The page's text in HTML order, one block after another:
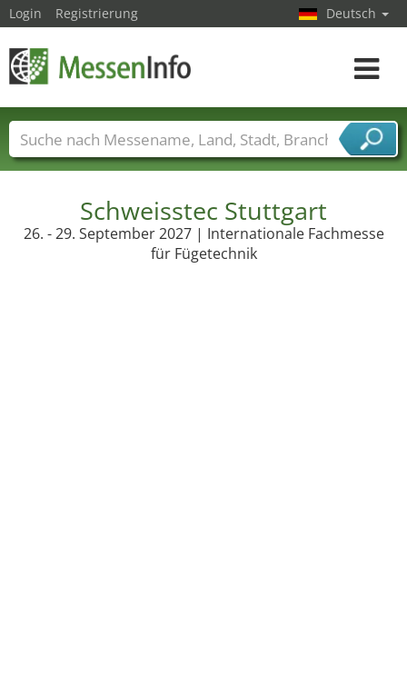
Schweisstec Stuttgart
26. - 29. September 2027 | Internationale Fachmesse
für Fügetechnik
Login Registrierung Deutsch
Toggle
Messenamen Länder Städte
Branchen